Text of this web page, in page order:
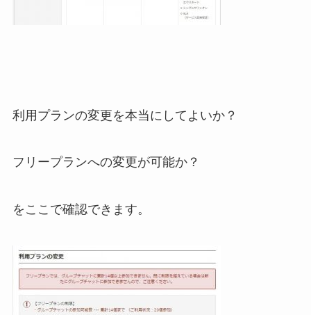
利用プランの変更を本当にしてよいか？
フリープランへの変更が可能か？
をここで確認できます。